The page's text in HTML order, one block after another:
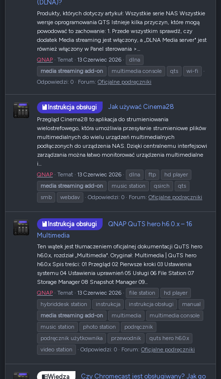
(DLNA)?
Produkty, których dotyczy artykuł: Wszystkie serie NAS Wszystkie
wersje oprogramowania QTS Istnieje kilka przyczyn, które mogą
powodować to zachowanie: 1. Przede wszystkim sprawdź, czy
dodatek Media streaming jest włączony, a „DLNA Media server" jest
również włączony w Panel sterowania >...
QNAP
Temat 13 Czerwiec 2026
dlna
media streaming add-on multimedia console qts
wi-fi
Odpowiedzi: 0
Forum: Oficjalne podręczniki
Instrukcja obsługi Jak używać Cinema28
Przegląd Cinema28 to aplikacja do strumieniowania
wielostrefowego, która umożliwia przesyłanie strumieniowe plików
multimedialnych do wielu urządzeń multimedialnych
podłączonych do urządzenia NAS. Dzięki centralnemu interfejsowi
zarządzania można łatwo monitorować urządzenia multimedialne
i...
QNAP
Temat 13 Czerwiec 2026 dlna ftp
hd player
media streaming add-on music station qsirch
qts
smb
webdav Odpowiedzi: 0 Forum: Oficjalne podręczniki
Instrukcja obsługi
QNAP QuTS hero h6.0.x – 16
Multimedia
Ten wątek jest tłumaczeniem oficjalnej dokumentacji QuTS hero
h6.0.x, rozdział „Multimedia". Oryginał: Multimedia | QuTS hero
h6.0.x Spis treści: 01 Przegląd 02 Pierwsze kroki 03 Ustawienia
systemu 04 Ustawienia uprawnień 05 Usługi 06 File Station 07
Storage Manager 08 Snapshot Manager 09...
QNAP
Temat 13 Czerwiec 2026 file station
hd player
hybriddesk station
instrukcja instrukcja obsługi
manual
media streaming add-on multimedia
multimedia console
music station
photo station
podręcznik
podręcznik użytkownika
przewodnik
quts hero h6.0.x
video station
Odpowiedzi: 0 Forum: Oficjalne podręczniki
Wiedza Czy Chromecast jest obsługiwany? Jak go